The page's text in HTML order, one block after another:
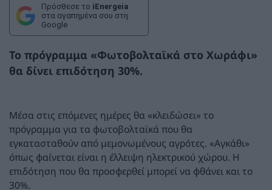
Πρόσθεσε το iEnergeia
στα αγαπημένα σου στη
Google
Το πρόγραμμα «Φωτοβολταϊκά στο Χωράφι»
θα δίνει επιδότηση 30%.
Μέσα στις επόμενες ημέρες θα «κλειδώσει» το
πρόγραμμα για τα φωτοβολταϊκά που θα
εγκατασταθούν από μεμονωμένους αγρότες. «Αγκάθι»
όπως φαίνεται είναι η έλλειψη ηλεκτρικού χώρου. Η
επιδότηση που θα προσφερθεί μπορεί να φθάνει και το
30%.